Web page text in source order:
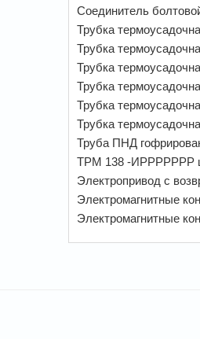
Соединитель
Трубка
Трубка
Трубка
Трубка
Трубка
Трубка
Труба ПНД
ТРМ 138 -ИРРРРРРР
Электропривод с
Электромагнитные
Электромагнитные